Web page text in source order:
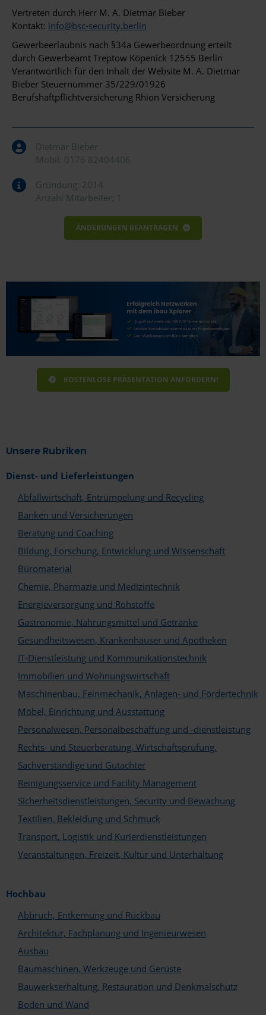
Vertreten durch Herr M. A. Dietmar Bieber
Kontakt: info@bsc-security.berlin
Gewerbeerlaubnis nach §34a Gewerbeordnung erteilt
durch Gewerbeamt Treptow Köpenick 12555 Berlin
Verantwortlich für den Inhalt der Website M. A. Dietmar
Bieber Steuernummer 35/229/01926
Berufshaftpflichtversicherung Rhion Versicherung
Dietmar Bieber
Mobil: 0176 82404406
Gründung: 2014
Anzahl Mitarbeiter: 1
ÄNDERUNGEN BEANTRAGEN
Bitte geben sie nachfolgend die Informationen
zum Unternehmen an.
Hersteller und Handel
Fachunternehmen
Abbruch und Sanierung
Aufzugs- und Fördertechnik
Ausbau
Baugeräte und Baustoffe
Bauwerkserhaltung
KOSTENLOSE PRÄSENTATION ANFORDERN!
Unsere Rubriken
Dienst- und Lieferleistungen
Abfallwirtschaft, Entrümpelung und Recycling
Banken und Versicherungen
Beratung und Coaching
Bildung, Forschung, Entwicklung und Wissenschaft
Büromaterial
Chemie, Pharmazie und Medizintechnik
Energieversorgung und Rohstoffe
Gastronomie, Nahrungsmittel und Getränke
Gesundheitswesen, Krankenhäuser und Apotheken
IT-Dienstleistung und Kommunikationstechnik
Immobilien und Wohnungswirtschaft
Maschinenbau, Feinmechanik, Anlagen- und Fördertechnik
Möbel, Einrichtung und Ausstattung
Personalwesen, Personalbeschaffung und -dienstleistung
Rechts- und Steuerberatung, Wirtschaftsprüfung,
Sachverständige und Gutachter
Reinigungsservice und Facility Management
Sicherheitsdienstleistungen, Security und Bewachung
Textilien, Bekleidung und Schmuck
Transport, Logistik und Kurierdienstleistungen
Veranstaltungen, Freizeit, Kultur und Unterhaltung
Hochbau
Abbruch, Entkernung und Rückbau
Architektur, Fachplanung und Ingenieurwesen
Ausbau
Baumaschinen, Werkzeuge und Gerüste
Bauwerkserhaltung, Restauration und Denkmalschutz
Boden und Wand